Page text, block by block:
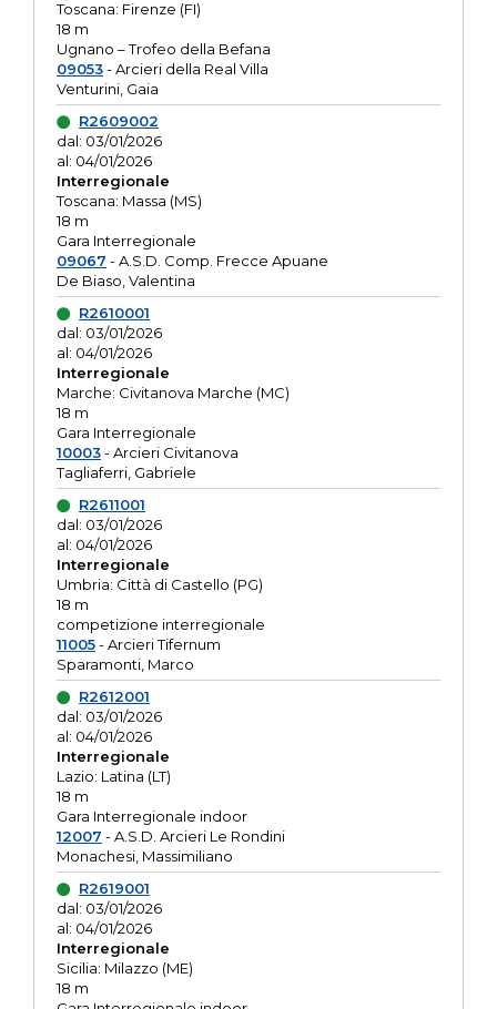
Toscana: Firenze (FI)
18 m
Ugnano – Trofeo della Befana
09053- Arcieri della Real Villa
Venturini, Gaia
R2609002
dal: 03/01/2026
al: 04/01/2026
Interregionale
Toscana: Massa (MS)
18 m
Gara Interregionale
09067 - A.S.D. Comp. Frecce Apuane
De Biaso, Valentina
R2610001
dal: 03/01/2026
al: 04/01/2026
Interregionale
Marche: Civitanova Marche (MC)
18 m
Gara Interregionale
10003- Arcieri Civitanova
Tagliaferri, Gabriele
R2611001
dal: 03/01/2026
al: 04/01/2026
Interregionale
Umbria: Città di Castello (PG)
18 m
competizione interregionale
11005- Arcieri Tifernum
Sparamonti, Marco
R2612001
dal: 03/01/2026
al: 04/01/2026
Interregionale
Lazio: Latina (LT)
18 m
Gara Interregionale indoor
12007 - A.S.D. Arcieri Le Rondini
Monachesi, Massimiliano
R2619001
dal: 03/01/2026
al: 04/01/2026
Interregionale
Sicilia: Milazzo (ME)
18 m